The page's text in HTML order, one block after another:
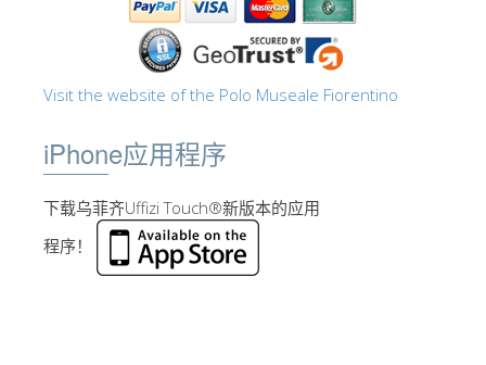
Visit the website of the Polo Museale Fiorentino
iPhone应用程序
下载乌菲齐Uffizi Touch®新版本的应用
程序！